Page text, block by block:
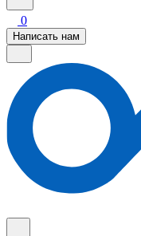
0
Написать нам